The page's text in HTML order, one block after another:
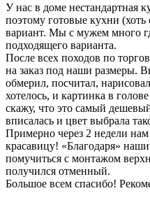
У нас в доме нестандартная
поэтому готовые кухни
вариант. Мы с мужем много
подходящего варианта.
После всех походов по
на заказ под наши размеры.
обмерил, посчитал,
хотелось, и картинка в
скажу, что это самый
вписалась и цвет выбрала
Примерно через 2 недели
красавицу! «Благодаря»
помучиться с монтажом
получился отменный.
Большое всем спасибо!